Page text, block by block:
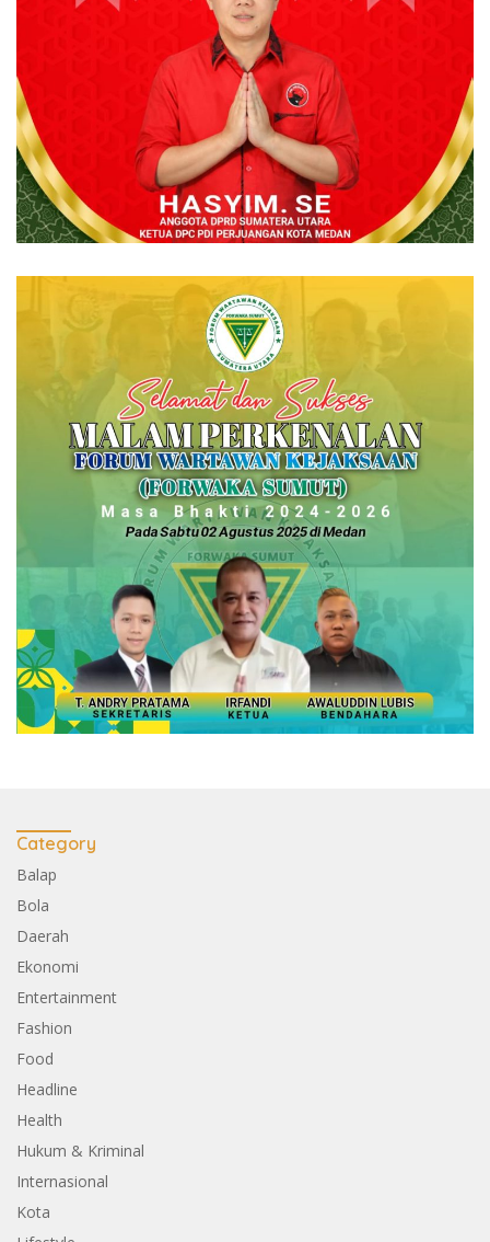
Category
Balap
Bola
Daerah
Ekonomi
Entertainment
Fashion
Food
Headline
Health
Hukum & Kriminal
Internasional
Kota